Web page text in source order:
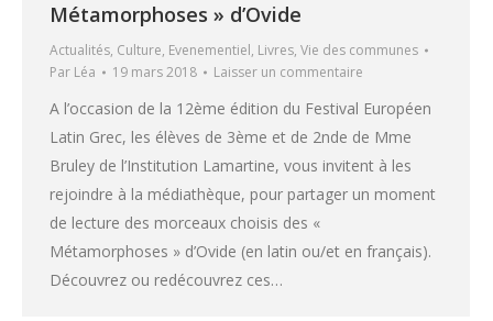
Métamorphoses » d’Ovide
Actualités, Culture, Evenementiel, Livres, Vie des communes
Par Léa 19 mars 2018 Laisser un commentaire
A l’occasion de la 12ème édition du Festival Européen
Latin Grec, les élèves de 3ème et de 2nde de Mme
Bruley de l’Institution Lamartine, vous invitent à les
rejoindre à la médiathèque, pour partager un moment
de lecture des morceaux choisis des «
Métamorphoses » d’Ovide (en latin ou/et en français).
Découvrez ou redécouvrez ces…